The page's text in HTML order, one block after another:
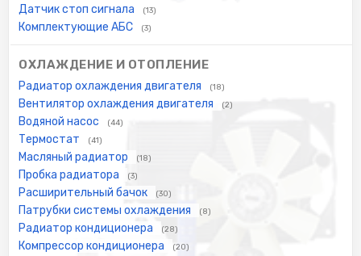
Датчик стоп сигнала (13)
Комплектующие АБС (3)
ОХЛАЖДЕНИЕ И ОТОПЛЕНИЕ
Радиатор охлаждения двигателя (18)
Вентилятор охлаждения двигателя (2)
Водяной насос (44)
Термостат (41)
Масляный радиатор (18)
Пробка радиатора (3)
Расширительный бачок (30)
Патрубки системы охлаждения (8)
Радиатор кондиционера (28)
Компрессор кондиционера (20)